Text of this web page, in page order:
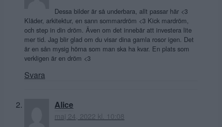
Dessa bilder är så underbara, allt passar här <3
Kläder, arkitektur, en sann sommardröm <3 Kick mardröm,
och step in din dröm. Även om det innebär att investera lite
mer tid. Jag blir glad om du visar dina gamla rosor igen. Det
är en sån mysig hörna som man ska ha kvar. En plats som
verkligen är en dröm <3
Svara
Alice
maj 24, 2022 kl. 10:08